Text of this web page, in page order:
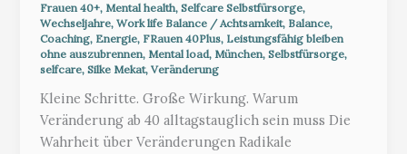
Frauen 40+, Mental health,Selfcare Selbstfürsorge,
Wechseljahre,Work life Balance /Achtsamkeit, Balance,
Coaching, Energie, FRauen 40Plus, Leistungsfähig bleiben
ohne auszubrennen, Mental load, München,Selbstfürsorge,
selfcare,Silke Mekat,Veränderung
Kleine Schritte. Große Wirkung. Warum
Veränderung ab 40 alltagstauglich sein muss Die
Wahrheit über Veränderungen Radikale